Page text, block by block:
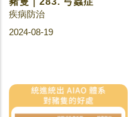
疾病防治
2024-08-19